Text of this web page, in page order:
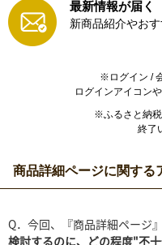
最新情報が届く
新商品紹介やお
※ログイン /
ログインアイコン
※ふるさと納
終了
商品詳細ページに関する